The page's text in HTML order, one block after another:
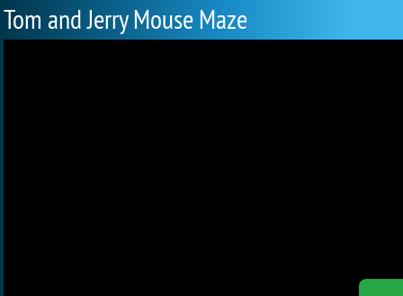
Tom and Jerry Mouse Maze